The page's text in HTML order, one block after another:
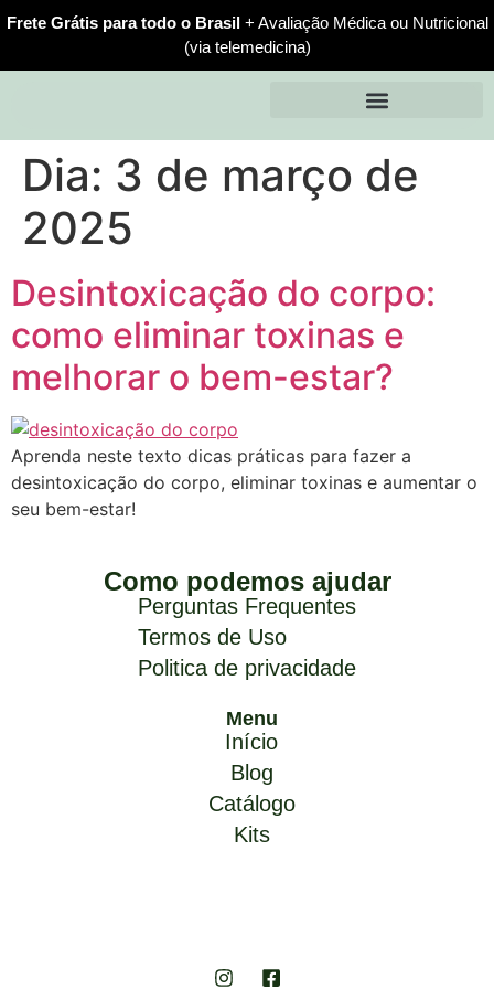
Frete Grátis para todo o Brasil+ Avaliação Médica ou Nutricional
(via telemedicina)
Dia: 3 de março de
2025
Desintoxicação do corpo:
como eliminar toxinas e
melhorar o bem-estar?
Aprenda neste texto dicas práticas para fazer a
desintoxicação do corpo, eliminar toxinas e aumentar o
seu bem-estar!
Como podemos ajudar
Perguntas Frequentes
Termos de Uso
Politica de privacidade
Menu
Início
Blog
Catálogo
Kits